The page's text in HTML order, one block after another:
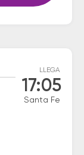
LLEGA
17:05
Santa Fe